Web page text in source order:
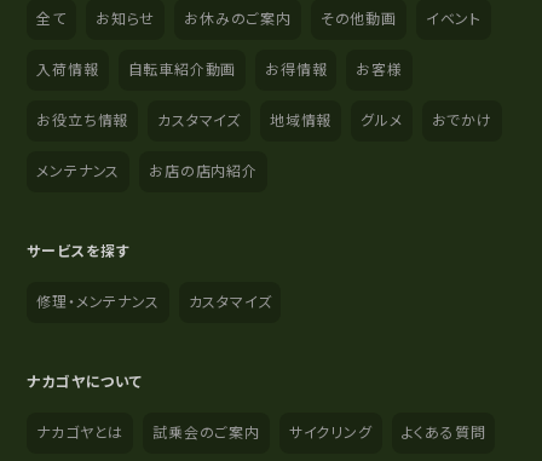
全て お知らせ お休みのご案内 その他動画 イベント
入荷情報 自転車紹介動画 お得情報 お客様
お役立ち情報 カスタマイズ 地域情報 グルメ おでかけ
メンテナンス お店の店内紹介
サービスを探す
修理・メンテナンス カスタマイズ
ナカゴヤについて
ナカゴヤとは 試乗会のご案内 サイクリング よくある質問